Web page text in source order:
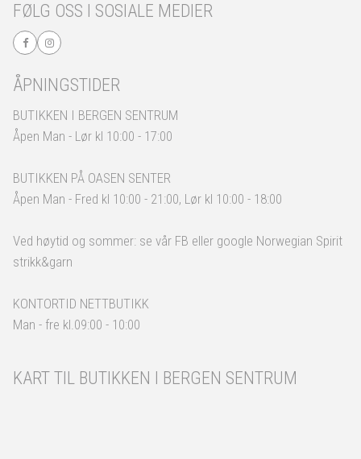
FØLG OSS I SOSIALE MEDIER
ÅPNINGSTIDER
BUTIKKEN I BERGEN SENTRUM
Åpen Man - Lør kl 10:00 - 17:00
BUTIKKEN PÅ OASEN SENTER
Åpen Man - Fred kl 10:00 - 21:00, Lør kl 10:00 - 18:00
Ved høytid og sommer: se vår FB eller google Norwegian Spirit
strikk&garn
KONTORTID NETTBUTIKK
Man - fre kl.09:00 - 10:00
KART TIL BUTIKKEN I BERGEN SENTRUM